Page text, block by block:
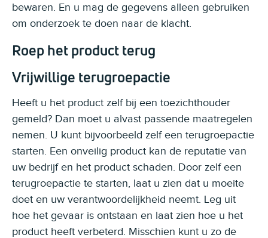
bewaren. En u mag de gegevens alleen gebruiken
om onderzoek te doen naar de klacht.
Roep het product terug
Vrijwillige terugroepactie
Heeft u het product zelf bij een toezichthouder
gemeld? Dan moet u alvast passende maatregelen
nemen. U kunt bijvoorbeeld zelf een terugroepactie
starten. Een onveilig product kan de reputatie van
uw bedrijf en het product schaden. Door zelf een
terugroepactie te starten, laat u zien dat u moeite
doet en uw verantwoordelijkheid neemt. Leg uit
hoe het gevaar is ontstaan en laat zien hoe u het
product heeft verbeterd. Misschien kunt u zo de